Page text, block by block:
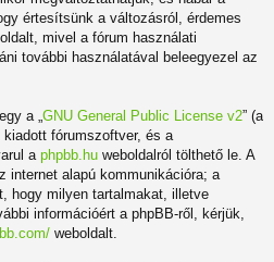
értesítsünk a változásról, érdemes
mivel a fórum használati
további használatával beleegyezel az
a „ GNU General Public License v2” (a
kiadott fórumszoftver, és a
a phpbb.hu weboldalról tölthető le. A
internet alapú kommunikációra; a
hogy milyen tartalmakat, illetve
információért a phpBB-ről, kérjük,
weboldalt.